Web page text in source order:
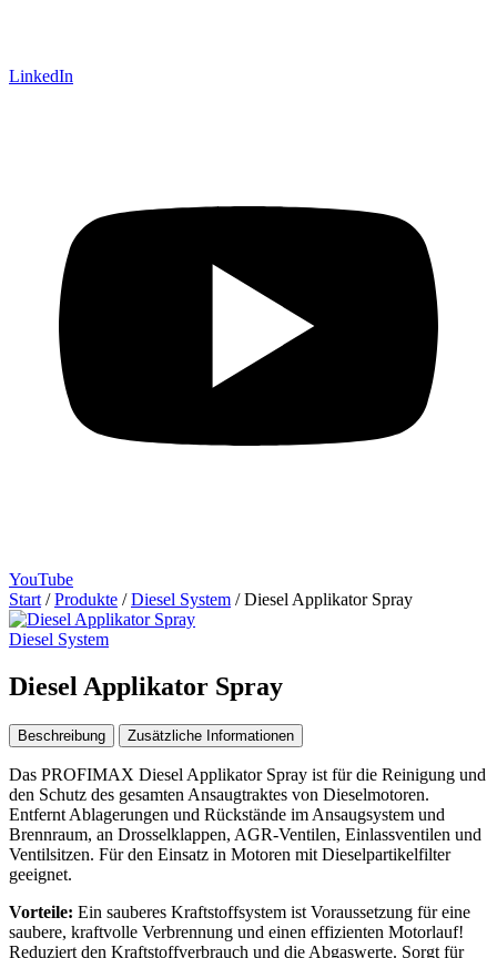
LinkedIn
YouTube
Start / Produkte / Diesel System / Diesel Applikator Spray
Diesel System
Diesel Applikator Spray
Beschreibung Zusätzliche Informationen
Das PROFIMAX Diesel Applikator Spray ist für die Reinigung und
den Schutz des gesamten Ansaugtraktes von Dieselmotoren.
Entfernt Ablagerungen und Rückstände im Ansaugsystem und
Brennraum, an Drosselklappen, AGR-Ventilen, Einlassventilen und
Ventilsitzen. Für den Einsatz in Motoren mit Dieselpartikelfilter
geeignet.
Vorteile: Ein sauberes Kraftstoffsystem ist Voraussetzung für eine
saubere, kraftvolle Verbrennung und einen effizienten Motorlauf!
Reduziert den Kraftstoffverbrauch und die Abgaswerte. Sorgt für